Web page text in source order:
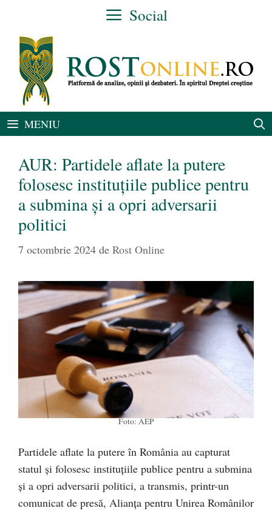
conținut
Social
MENIU
AUR: Partidele aflate la putere
folosesc instituțiile publice pentru
a submina și a opri adversarii
politici
7 octombrie 2024 de Rost Online
Foto: AEP
Partidele aflate la putere în România au capturat
statul și folosesc instituțiile publice pentru a submina
și a opri adversarii politici, a transmis, printr-un
comunicat de presă, Alianța pentru Unirea Românilor